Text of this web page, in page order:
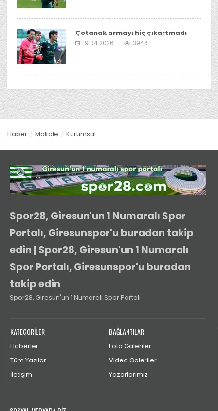
Çotanak armayı hiç çıkartmadı
19.04.2026 3946
Haber Makale Kurumsal
Spor28, Giresun'un 1 Numaralı Spor
Portalı, Giresunspor'u buradan takip
edin | Spor28, Giresun'un 1 Numaralı
Spor Portalı, Giresunspor'u buradan
takip edin
Spor28, Giresun'un 1 Numaralı Spor Portalı
KATEGORİLER
Haberler
Tüm Yazılar
İletişim
BAĞLANTILAR
Foto Galeriler
Video Galeriler
Yazarlarımız